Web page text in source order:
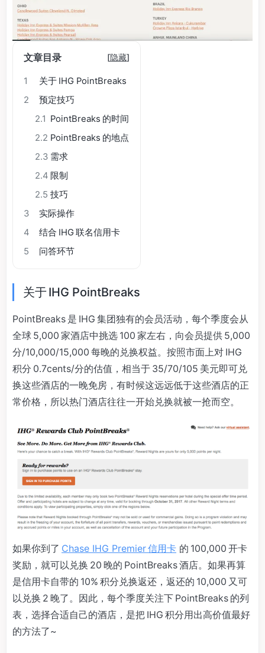
文章目录 [隐藏]
1
关于 IHG PointBreaks
2
预定技巧
2.1 PointBreaks 的时间
2.2 PointBreaks 的地点
2.3 需求
2.4 限制
2.5 技巧
3
实际操作
4
结合 IHG 联名信用卡
5
问答环节
关于 IHG PointBreaks
PointBreaks 是 IHG 集团独有的会员活动，每个季度会从
全球 5,000 家酒店中挑选 100 家左右，向会员提供 5,000
分/10,000/15,000 每晚的兑换权益。按照市面上对 IHG
积分 0.7cents/分的估值，相当于 35/70/105 美元即可兑
换这些酒店的一晚免房，有时候这远远低于这些酒店的正
常价格，所以热门酒店往往一开始兑换就被一抢而空。
如果你到了 Chase IHG Premier 信用卡 的 100,000 开卡
奖励，就可以兑换 20 晚的 PointBreaks 酒店。如果再算
是信用卡自带的 10% 积分兑换返还，返还的 10,000 又可
以兑换 2 晚了。因此，每个季度关注下 PointBreaks 的列
表，选择合适自己的酒店，是把 IHG 积分用出高价值最好
的方法了~